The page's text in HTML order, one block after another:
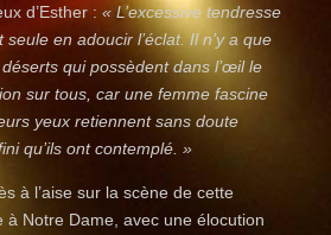
d’Esther :« L’excessive tendresse
en adoucir l’éclat. Il n’y a que
qui possèdent dans l’œil le
sur tous, car une femme fascine
yeux retiennent sans doute
qu’ils ont contemplé. »
à l’aise sur la scène de cette
à Notre Dame, avec une élocution